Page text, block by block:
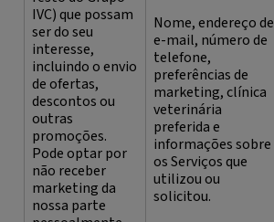
IVC) que possam
ser do seu
interesse,
incluindo o envio
de ofertas,
descontos ou
outras
promoções.
Pode optar por
não receber
marketing da
nossa parte
Nome, endereço de
e-mail, número de
telefone,
preferências de
marketing, clínica
veterinária
preferida e
informações sobre
os Serviços que
utilizou ou
solicitou.